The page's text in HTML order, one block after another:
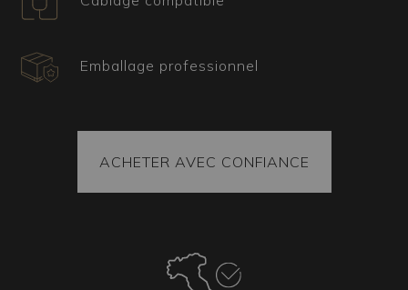
assortis au lustre choisi. Qu’il s’agisse
lampadaires, notre équipe est à votre disposition
pour créer la version qui répond au mieux à vos
Emballage professionnel
ACHETER AVEC CONFIANCE